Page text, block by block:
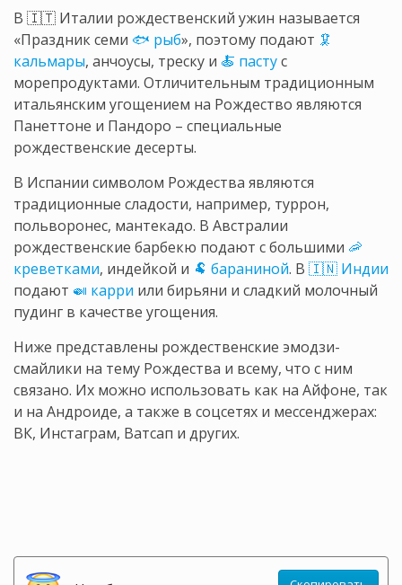
В 🇮🇹 Италии рождественский ужин называется
«Праздник семи 🐟 рыб», поэтому подают 🦑
кальмары, анчоусы, треску и 🍝 пастус
морепродуктами. Отличительным традиционным
итальянским угощением на Рождество являются
Панеттоне и Пандоро – специальные
рождественские десерты.
В Испании символом Рождества являются
традиционные сладости, например, туррон,
польворонес, мантекадо. В Австралии
рождественские барбекю подают с большими 🦐
креветками, индейкой и 🐏 бараниной. В 🇮🇳 Индии
подают 🍛 карри или бирьяни и сладкий молочный
пудинг в качестве угощения.
Ниже представлены рождественские эмодзи-
смайлики на тему Рождества и всему, что с ним
связано. Их можно использовать как на Айфоне, так
и на Андроиде, а также в соцсетях и мессенджерах:
ВК, Инстаграм, Ватсап и других.